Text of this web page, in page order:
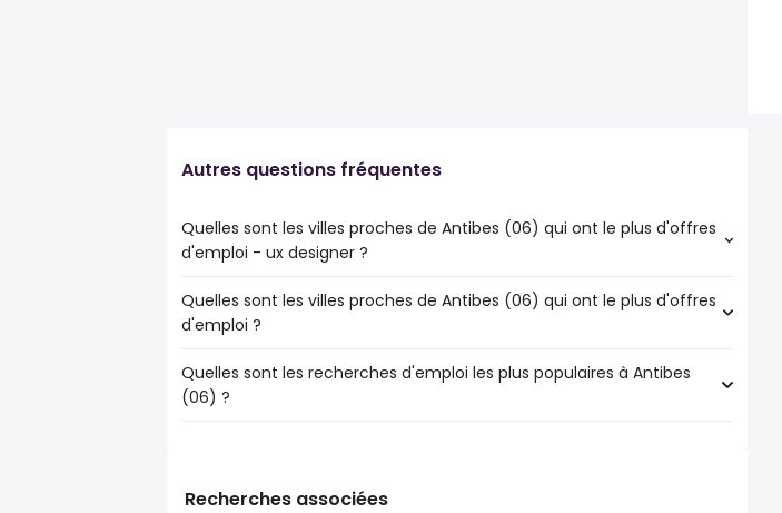
Autres questions fréquentes
Quelles sont les villes proches de Antibes (06) qui ont le plus d'offres
d'emploi - ux designer ?
Les villes proches de Antibes (06) qui ont le plus d'offres d'emploi - ux
designer sont :
Cannes
Cagnes-sur-Mer
Quelles sont les villes proches de Antibes (06) qui ont le plus d'offres
d'emploi ?
Les 10 villes proches de Antibes (06) qui ont le plus d'offres d'emploi
sont :
Grasse
Quelles sont les recherches d'emploi les plus populaires à Antibes
(06) ?
senior
Recherches associées